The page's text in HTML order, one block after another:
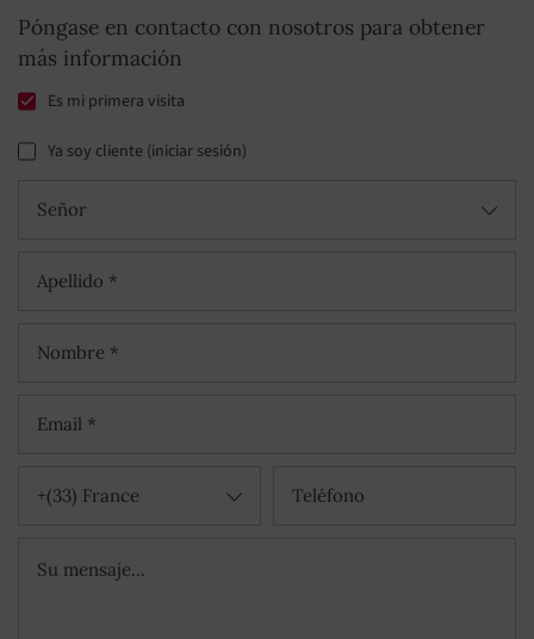
Póngase en contacto con nosotros para obtener
más información
Es mi primera visita
Ya soy cliente (iniciar sesión)
Señor
+(33) France